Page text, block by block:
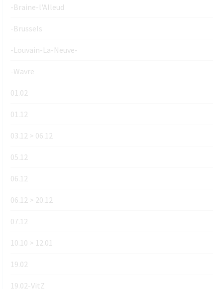
-Braine-l'Alleud
-Brussels
-Louvain-La-Neuve-
-Wavre
01.02
01.12
03.12 > 06.12
05.12
06.12
06.12 > 20.12
07.12
10.10 > 12.01
19.02
19.02-VitZ